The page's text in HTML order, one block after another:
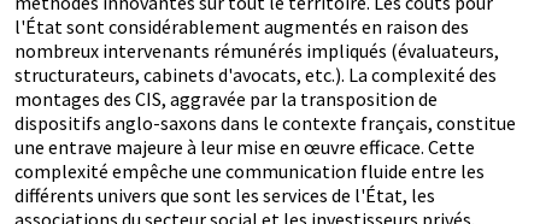
l'État sont considérablement augmentés en raison des
nombreux intervenants rémunérés impliqués (évaluateurs,
structurateurs, cabinets d'avocats, etc.). La complexité des
montages des CIS, aggravée par la transposition de
dispositifs anglo-saxons dans le contexte français, constitue
une entrave majeure à leur mise en œuvre efficace. Cette
complexité empêche une communication fluide entre les
différents univers que sont les services de l'État, les